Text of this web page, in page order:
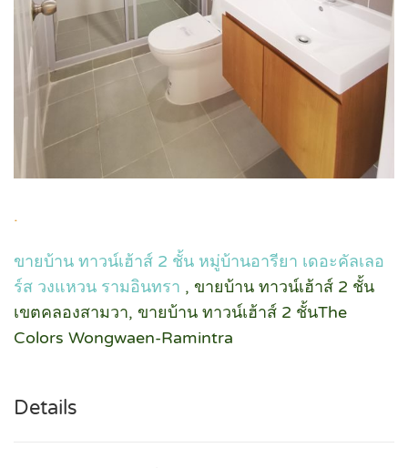
.
ขายบ้าน ทาวน์เฮ้าส์ 2 ชั้น หมู่บ้านอารียา เดอะคัลเลอ
ร์ส วงแหวน รามอินทรา , ขายบ้าน ทาวน์เฮ้าส์ 2 ชั้น
เขตคลองสามวา, ขายบ้าน ทาวน์เฮ้าส์ 2 ชั้นThe
Colors Wongwaen-Ramintra
Details